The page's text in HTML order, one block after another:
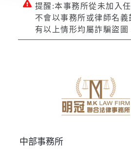
提醒:本事務所從未加入
不會以事務所或律師名義
有以上情形均屬詐騙盜圖
中部事務所